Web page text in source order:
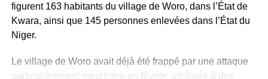
figurent 163 habitants du village de Woro, dans l’État de
Kwara, ainsi que 145 personnes enlevées dans l’État du
Niger.
Le village de Woro avait déjà été frappé par une attaque
particulièrement meurtrière en février, attribuée à des